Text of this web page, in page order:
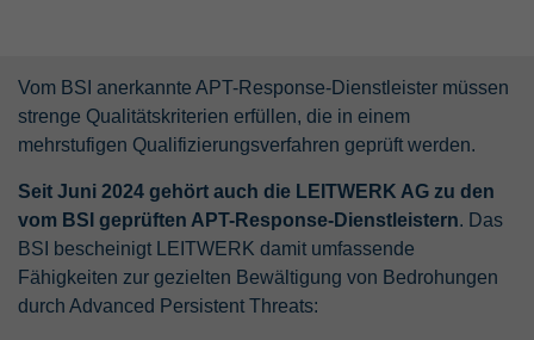
Vom BSI anerkannte APT-Response-Dienstleister müssen
strenge Qualitätskriterien erfüllen, die in einem
mehrstufigen Qualifizierungsverfahren geprüft werden.
Seit Juni 2024 gehört auch die LEITWERK AG zu den
vom BSI geprüften APT-Response-Dienstleistern. Das
BSI bescheinigt LEITWERK damit umfassende
Fähigkeiten zur gezielten Bewältigung von Bedrohungen
durch Advanced Persistent Threats: